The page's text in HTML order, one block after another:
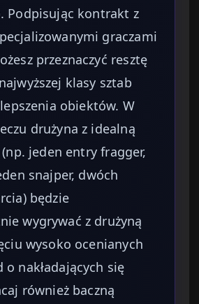
Podpisując kontrakt z
graczami
przeznaczyć resztę
klasy sztab
obiektów. W
drużyna z idealną
jeden entry fragger,
snajper, dwóch
będzie
wygrywać z drużyną
wysoko ocenianych
o nakładających się
również baczną